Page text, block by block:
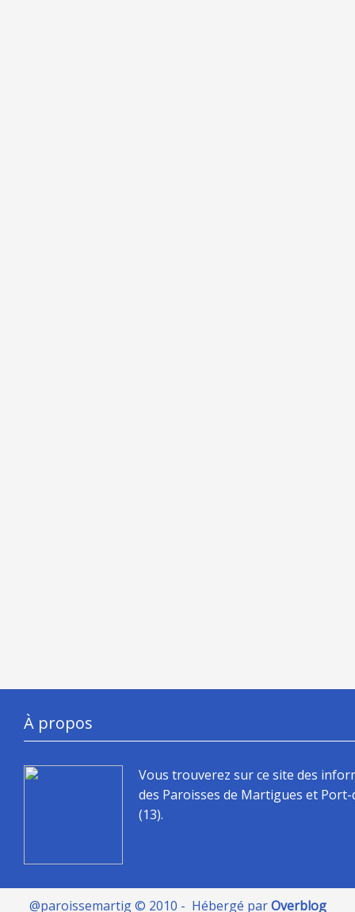
À propos
Vous trouverez sur ce site des
des Paroisses de Martigues et
(13).
@paroissemartig © 2010 - Hébergé parOverblog